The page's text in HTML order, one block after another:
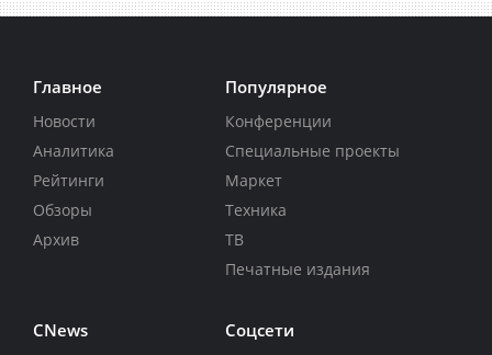
Главное
Новости
Аналитика
Рейтинги
Обзоры
Архив
Популярное
Конференции
Специальные проекты
Маркет
Техника
ТВ
Печатные издания
CNews Соцсети